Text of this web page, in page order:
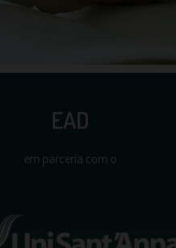
EAD
em parceria com o